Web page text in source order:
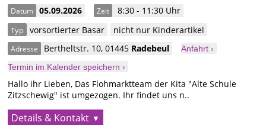
Datum 05.09.2026 Zeit 8:30 - 11:30 Uhr
Typ vorsortierter Basar nicht nur Kinderartikel
Adresse Bertheltstr. 10,01445 Radebeul
Anfahrt ›
Termin im Kalender speichern ›
Hallo ihr Lieben, Das Flohmarktteam der Kita "Alte Schule
Zitzschewig" ist umgezogen. Ihr findet uns n..
Details & Kontakt